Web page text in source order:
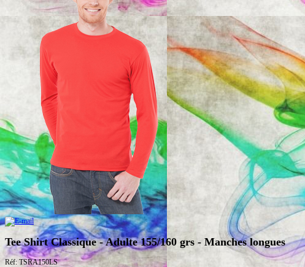
Tee Shirt Classique - Adulte 155/160 grs - Manches longues
Réf: TSRA150LS